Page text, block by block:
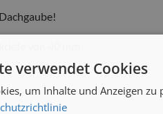
von 40 mm
verwendet Cookies
um Inhalte und Anzeigen